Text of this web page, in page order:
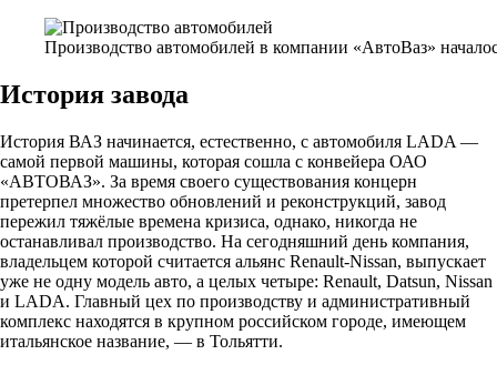
Производство автомобилей в компании «АвтоВаз»
История завода
История ВАЗ начинается, естественно, с автомобиля LADA —
самой первой машины, которая сошла с конвейера ОАО
«АВТОВАЗ». За время своего существования концерн
претерпел множество обновлений и реконструкций, завод
пережил тяжёлые времена кризиса, однако, никогда не
останавливал производство. На сегодняшний день компания,
владельцем которой считается альянс Renault-Nissan, выпускает
уже не одну модель авто, а целых четыре: Renault, Datsun, Nissan
и LADA. Главный цех по производству и административный
комплекс находятся в крупном российском городе, имеющем
итальянское название, — в Тольятти.